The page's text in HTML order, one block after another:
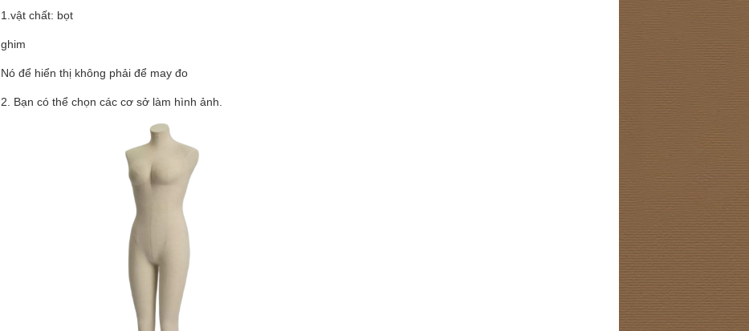
1.vật chất: bọt
ghim
Nó để hiển thị không phải để may đo
2. Bạn có thể chọn các cơ sở làm hình ảnh.